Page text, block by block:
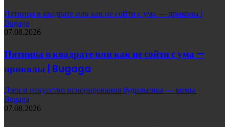
Пятница в квадрате или как не сойти с ума — приколы |
Bugaga
07.08.2026
Пятница в квадрате или как не сойти с ума —
приколы | Bugaga
Дзен и искусство игнорирования будильника — мемы |
Bugaga
07.08.2026